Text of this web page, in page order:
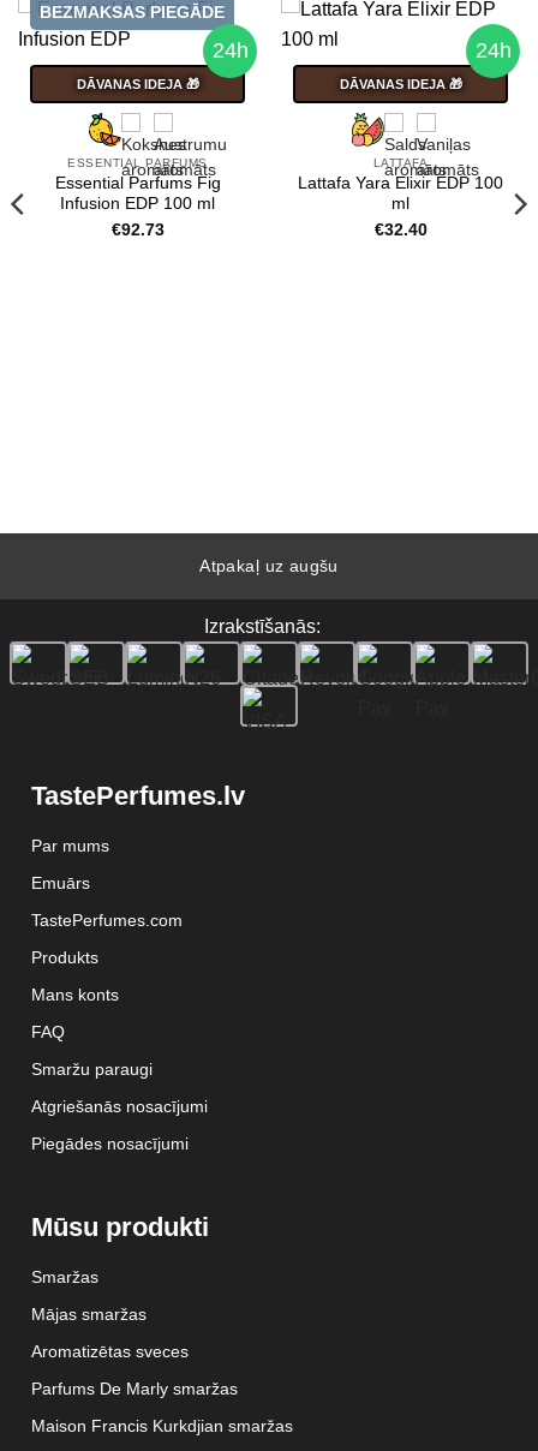
24h
BEZMAKSAS PIEGĀDE
DĀVANAS IDEJA 🎁
ESSENTIAL PARFUMS
Essential Parfums Fig
Infusion EDP 100 ml
€92.73
24h
DĀVANAS IDEJA 🎁
LATTAFA
Lattafa Yara Elixir EDP 100
ml
€32.40
Atpakaļ uz augšu
Izrakstīšanās:
TastePerfumes.lv
Par mums
Emuārs
TastePerfumes.com
Produkts
Mans konts
FAQ
Smaržu paraugi
Atgriešanās nosacījumi
Piegādes nosacījumi
Mūsu produkti
Smaržas
Mājas smaržas
Aromatizētas sveces
Parfums De Marly smaržas
Maison Francis Kurkdjian smaržas